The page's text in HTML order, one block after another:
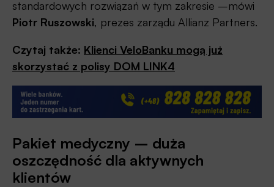
standardowych rozwiązań w tym zakresie –mówi
Piotr Ruszowski, prezes zarządu Allianz Partners.
Czytaj także: Klienci VeloBanku mogą już
skorzystać z polisy DOM LINK4
Pakiet medyczny – duża
oszczędność dla aktywnych
klientów